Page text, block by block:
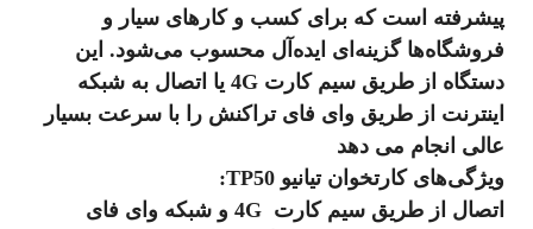
پیشرفته است که برای کسب و کارهای سیار و
فروشگاه‌ها گزینه‌ای ایده‌آل محسوب می‌شود. این
دستگاه از طریق سیم کارت 4G یا اتصال به شبکه
اینترنت از طریق وای فای تراکنش را با سرعت بسیار
عالی انجام می دهد
ویژگی‌های کارتخوان تیانیو TP50:
اتصال از طریق سیم کارت 4G و شبکه وای فای